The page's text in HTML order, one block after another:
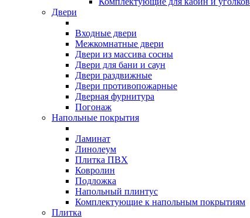
Двери
Входные двери
Межкомнатные двери
Двери из массива сосны
Двери для бани и саун
Двери раздвижные
Двери противопожарные
Дверная фурнитура
Погонаж
Напольные покрытия
Ламинат
Линолеум
Плитка ПВХ
Ковролин
Подложка
Напольный плинтус
Комплектующие к напольным покрытиям
Плитка